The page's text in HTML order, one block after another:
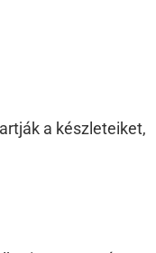
a készleteiket,